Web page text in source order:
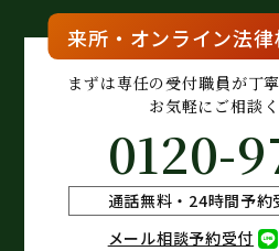
来所・ オンライン法
まずは専任の受付職員が丁
お気軽にご相談く
0120-
通話無料・24時間予約
メール相談予約受付